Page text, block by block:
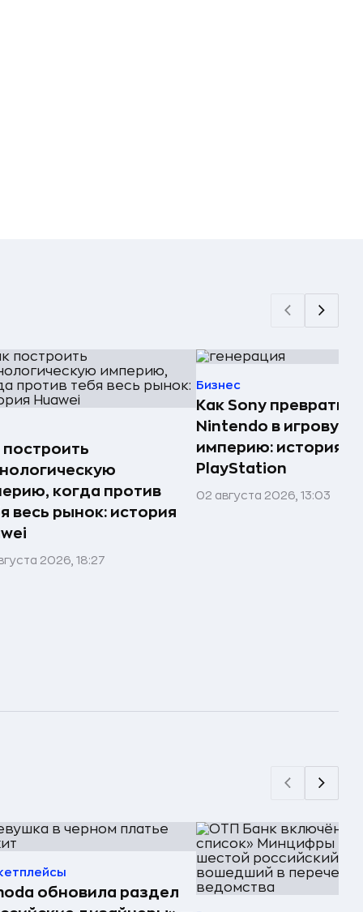
построить
когда против
весь рынок: история
2026, 18:27
Бизнес
Как Sony
Nintendo в игровую
империю: история
PlayStation
02 августа 2026, 13:03
обновила раздел